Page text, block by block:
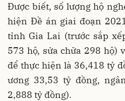
Được biết, số lượng hộ
hiện Đề án giai đoạn
tỉnh Gia Lai (trước sắp
573 hộ, sửa chữa 298 hộ)
để thực hiện là 36,418 tỷ
ương 33,53 tỷ đồng,
2,888 tỷ đồng).